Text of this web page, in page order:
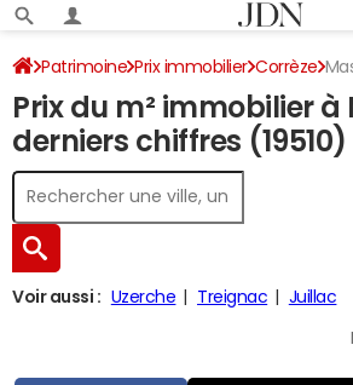
Patrimoine Prix immobilier Corrèze
Prix du m² immobilier à
derniers chiffres (19510)
Voir aussi : Uzerche Treignac Juillac